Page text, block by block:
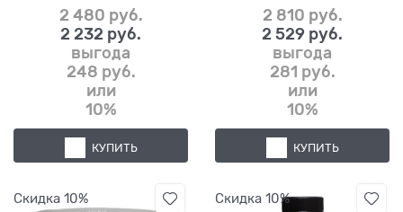
2 480 руб.
2 232 руб.
выгода
248 руб.
или
10%
КУПИТЬ
2 810 руб.
2 529 руб.
выгода
281 руб.
или
10%
КУПИТЬ
Скидка 10% Скидка 10%